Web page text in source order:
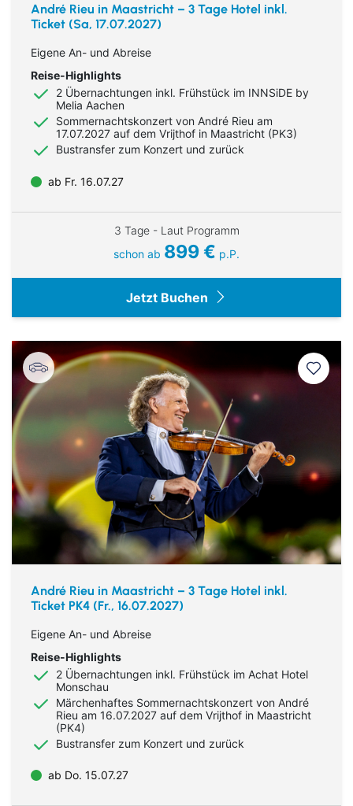
André Rieu in Maastricht – 3 Tage Hotel inkl.
Ticket (Sa, 17.07.2027)
Eigene An- und Abreise
Reise-Highlights
2 Übernachtungen inkl. Frühstück im INNSiDE by
Melia Aachen
Sommernachtskonzert von André Rieu am
17.07.2027 auf dem Vrijthof in Maastricht (PK3)
Bustransfer zum Konzert und zurück
ab Fr. 16.07.27
3 Tage - Laut Programm
schon ab 899 € p.P.
Jetzt Buchen
André Rieu in Maastricht – 3 Tage Hotel inkl.
Ticket PK4 (Fr., 16.07.2027)
Eigene An- und Abreise
Reise-Highlights
2 Übernachtungen inkl. Frühstück im Achat Hotel
Monschau
Märchenhaftes Sommernachtskonzert von André
Rieu am 16.07.2027 auf dem Vrijthof in Maastricht
(PK4)
Bustransfer zum Konzert und zurück
ab Do. 15.07.27